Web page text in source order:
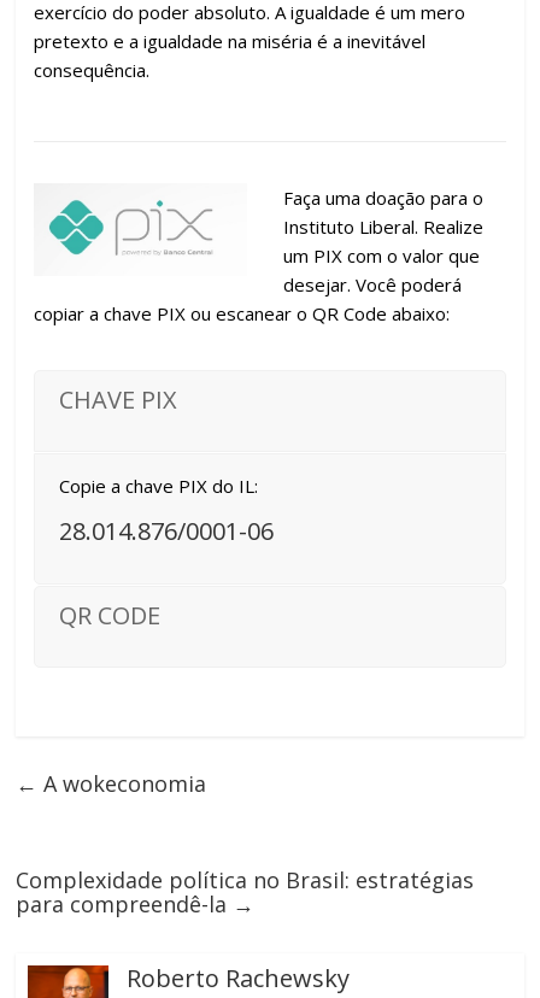
exercício do poder absoluto. A igualdade é um mero
pretexto e a igualdade na miséria é a inevitável
consequência.
Faça uma doação para o
Instituto Liberal. Realize
um PIX com o valor que
desejar. Você poderá
copiar a chave PIX ou escanear o QR Code abaixo:
CHAVE PIX
Copie a chave PIX do IL:
28.014.876/0001-06
QR CODE
← A wokeconomia
Complexidade política no Brasil: estratégias
para compreendê-la →
Roberto Rachewsky